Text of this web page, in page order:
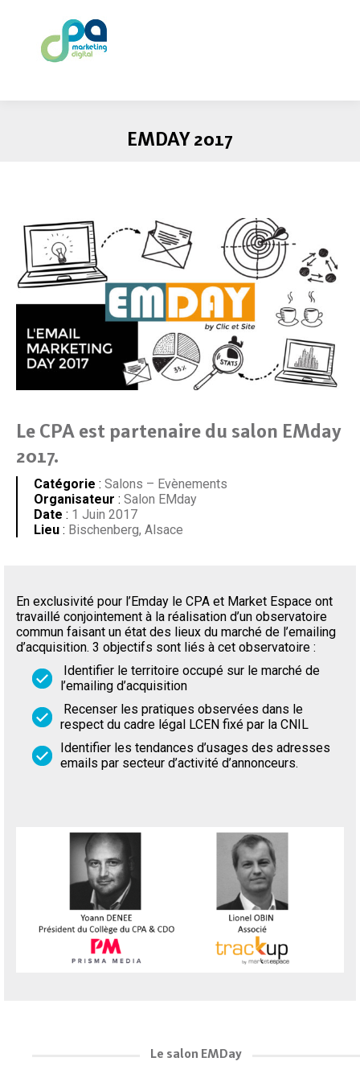
EMDAY 2017
Le CPA est partenaire du salon EMday
2017.
Catégorie : Salons – Evènements
Organisateur : Salon EMday
Date : 1 Juin 2017
Lieu : Bischenberg, Alsace
En exclusivité pour l’Emday le CPA et Market Espace ont
travaillé conjointement à la réalisation d’un observatoire
commun faisant un état des lieux du marché de l’emailing
d’acquisition. 3 objectifs sont liés à cet observatoire :
Identifier le territoire occupé sur le marché de
l’emailing d’acquisition
Recenser les pratiques observées dans le
respect du cadre légal LCEN fixé par la CNIL
Identifier les tendances d’usages des adresses
emails par secteur d’activité d’annonceurs.
Le salon EMDay